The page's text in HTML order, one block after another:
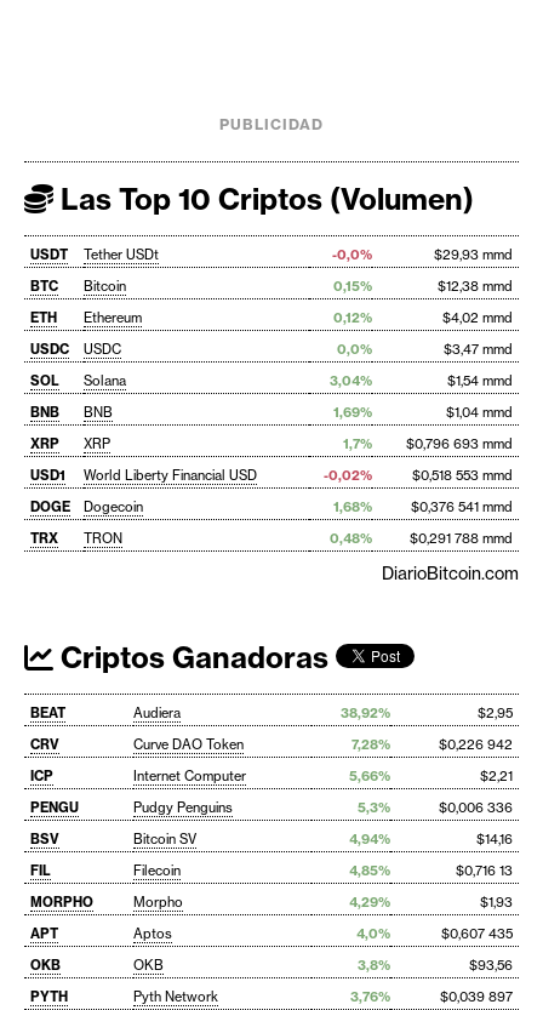
PUBLICIDAD
Las Top 10 Criptos (Volumen)
USDT Tether USDt -0,0%
$29,93 mmd
BTC
Bitcoin 0,15%
$12,38 mmd
ETH
Ethereum 0,12%
$4,02 mmd
USDC
USDC 0,0%
$3,47 mmd
SOL
Solana 3,04%
$1,54 mmd
BNB
BNB 1,69%
$1,04 mmd
XRP
XRP 1,7%
$0,796 693 mmd
USD1
World Liberty Financial USD -0,02%
$0,518 553 mmd
DOGE
Dogecoin 1,68%
$0,376 541 mmd
TRX
TRON 0,48% $0,291 788 mmd
DiarioBitcoin.com
Criptos Ganadoras
BEAT Audiera 38,92%
$2,95
CRV
Curve DAO Token 7,28%
$0,226 942
ICP
Internet Computer 5,66%
$2,21
PENGU
Pudgy Penguins 5,3%
$0,006 336
BSV
Bitcoin SV 4,94%
$14,16
FIL
Filecoin 4,85%
$0,716 13
MORPHO
Morpho 4,29%
$1,93
APT
Aptos 4,0%
$0,607 435
OKB
OKB 3,8%
$93,56
PYTH
Pyth Network 3,76% $0,039 897